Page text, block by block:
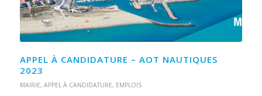
APPEL À CANDIDATURE – AOT NAUTIQUES
2023
MAIRIE, APPEL À CANDIDATURE, EMPLOIS